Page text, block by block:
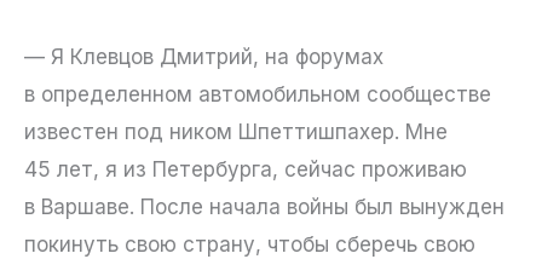
— Я Клевцов Дмитрий, на форумах
в определенном автомобильном сообществе
известен под ником Шпеттишпахер. Мне
45 лет, я из Петербурга, сейчас проживаю
в Варшаве. После начала войны был вынужден
покинуть свою страну, чтобы сберечь свою